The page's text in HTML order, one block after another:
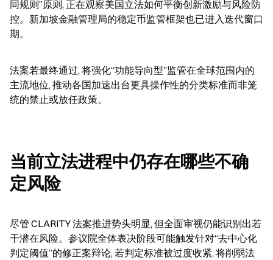
同规则”原则, 正在观察美国立法如何平衡创新激励与风险防
控。新加坡金融管理局的稳定币监管框架也已进入迭代窗口
期。
法案若最终通过, 将强化“功能导向型”监管在全球范围内的
主流地位, 推动各国加速出台更具操作性的分类标准而非笼
统的禁止或放任政策。
当前立法进程中仍存在哪些不确
定风险
尽管 CLARITY 法案推进势头明显, 但全面审视仍能识别出若
干潜在风险。参议院全体表决阶段可能触发针对“去中心化
判定阈值”的修正案辩论, 若判定标准被过度收紧, 将削弱法